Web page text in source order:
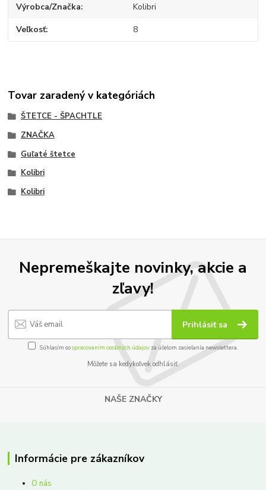
Výrobca/Značka Kolibri
Veľkosť 8
Tovar zaradený v kategóriách
ŠTETCE - ŠPACHTLE
ZNAČKA
Guľaté štetce
Kolibri
Kolibri
Nepremeškajte novinky, akcie a
zľavy!
Prihlásiť sa
Súhlasím sospracovaním osobných údajov za účelom zasielania newslettera.
Môžete sa kedykoľvek odhlásiť.
NAŠE ZNAČKY
Informácie pre zákazníkov
O nás